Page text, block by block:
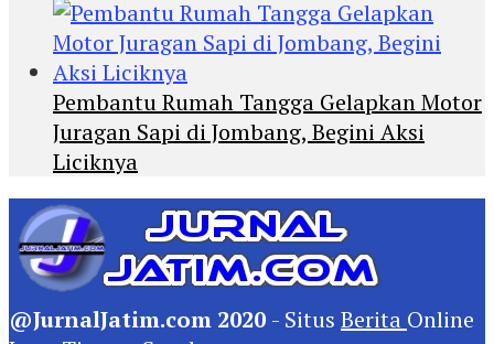
Pembantu Rumah Tangga Gelapkan Motor
Juragan Sapi di Jombang, Begini Aksi
Liciknya
@JurnalJatim.com 2020 - Situs Berita Online